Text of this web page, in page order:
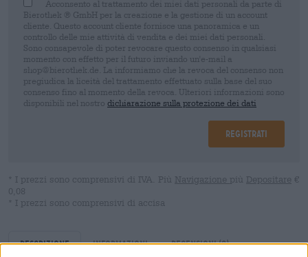
Acconsento al trattamento dei miei dati personali da parte di
Bierothek ® GmbH per la creazione e la gestione di un account
cliente. Questo account cliente fornisce una panoramica e un
controllo delle mie attività di vendita e dei miei dati personali.
Sono consapevole di poter revocare questo consenso in qualsiasi
momento con effetto per il futuro inviando un'e-mail a
shop@bierothek.de. La informiamo che la revoca del consenso non
pregiudica la liceità del trattamento effettuato sulla base del suo
consenso fino al momento della revoca. Ulteriori informazioni sono
disponibili nel nostro dichiarazione sulla protezione dei dati
Registrati
* I prezzi sono comprensivi di IVA. Più Navigazione più Depositare €
0,08
* I prezzi sono comprensivi di accisa
Descrizione Informazioni Recensioni(0)